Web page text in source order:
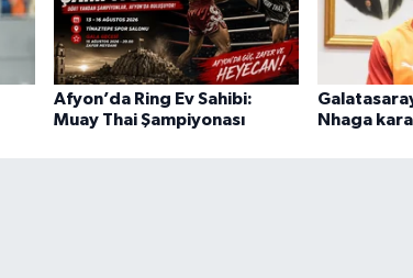
Afyon’da Ring Ev Sahibi:
Muay Thai Şampiyonası
Nhaga